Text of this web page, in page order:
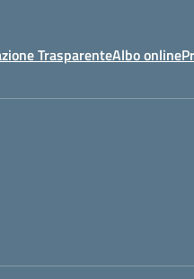
TrasparenteAlbo online